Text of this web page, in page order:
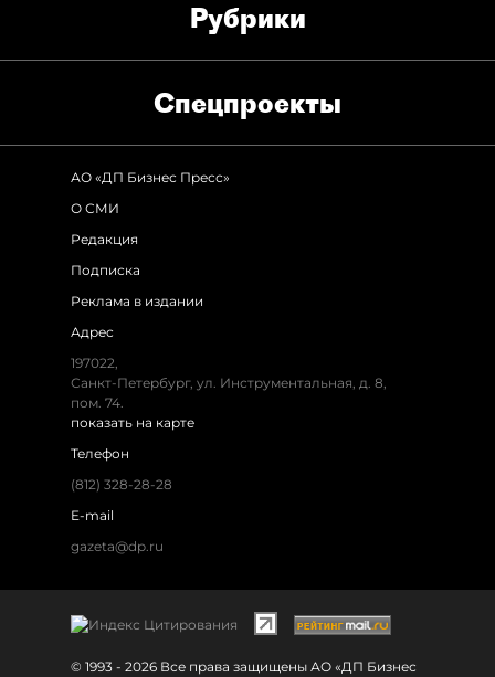
Рубрики
Спец­проекты
АО «ДП Бизнес Пресс»
О СМИ
Редакция
Подписка
Реклама в издании
Адрес
197022,
Санкт-Петербург, ул. Инструментальная, д. 8,
пом. 74.
показать на карте
Телефон
(812) 328-28-28
E-mail
gazeta@dp.ru
© 1993 - 2026 Все права защищены АО «ДП Бизнес